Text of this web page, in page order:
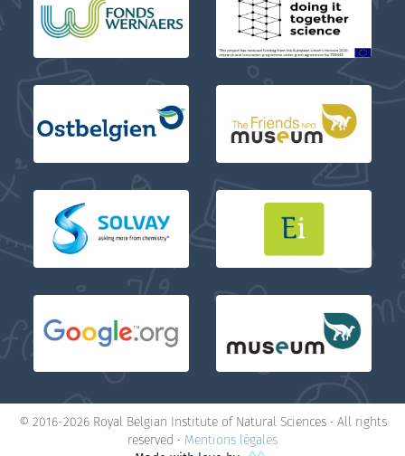
© 2016-2026 Royal Belgian Institute of Natural Sciences • All rights
reserved • Mentions légales